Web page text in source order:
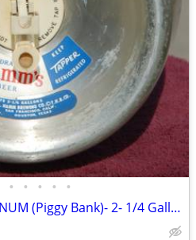
• • • • •
Hamm's Mini Keg-ALUMINUM (Piggy Bank)- 2- 1/4 Gallon -Beer Keg 1960's